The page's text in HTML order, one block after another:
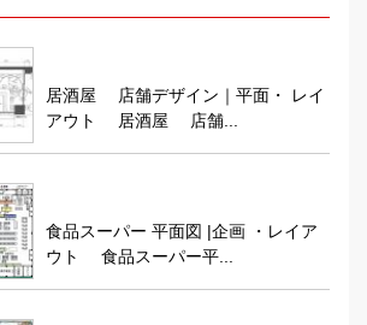
居酒屋 店舗デザイン｜平面・ レイ
アウト 居酒屋 店舗...
食品スーパー 平面図 |企画 ・レイア
ウト 食品スーパー平...